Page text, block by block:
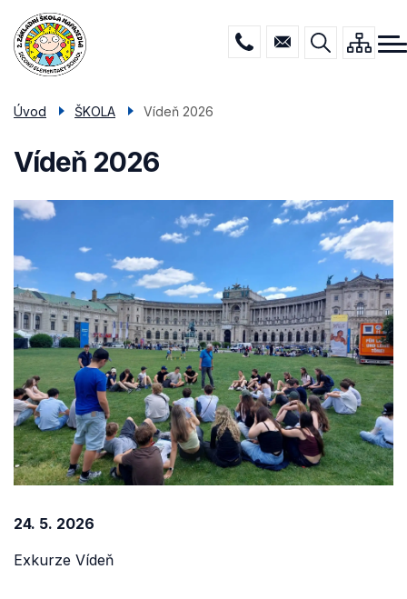
Přejít
hlavnímu
obsahu
Menu
navigace
ŠKOLA
DRUŽINA
POVINNÉ INFO
KONTAKTY
Úvod ŠKOLA Vídeň 2026
Vídeň 2026
24. 5. 2026
Exkurze Vídeň